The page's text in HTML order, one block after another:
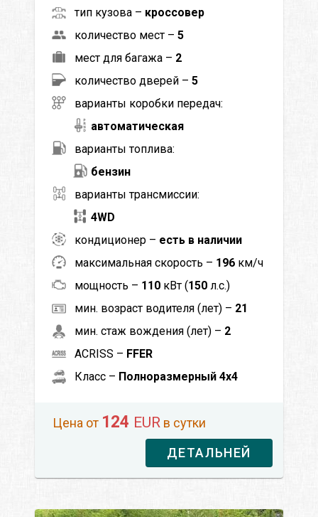
тип кузова – кроссовер
количество мест – 5
мест для багажа – 2
количество дверей – 5
варианты коробки передач:
автоматическая
варианты топлива:
бензин
варианты трансмиссии:
4WD
кондиционер – есть в наличии
максимальная скорость – 196 км/ч
мощность – 110 кВт (150 л.с.)
мин. возраст водителя (лет) – 21
мин. стаж вождения (лет) – 2
ACRISS – FFER
Класс – Полноразмерный 4x4
Цена от 124 EUR в сутки
ДЕТАЛЬНЕЙ